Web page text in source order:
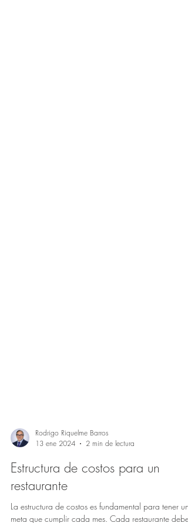
13 ene 2024
2 min de lectura
Estructura de costos para un
restaurante